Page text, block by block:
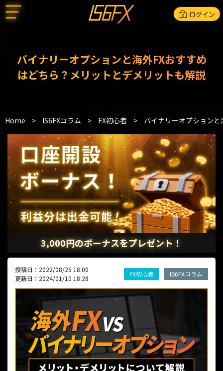
ログイン
バイナリーオプションと海外FXおすすめ
はどちら？メリットとデメリットも解説
Home > IS6FXコラム > FX初心者 > バイナリーオプション
3,000円のボーナスをプレゼント！
投稿日：2022/08/25 18:00
更新日：2024/01/10 18:28
FX初心者 IS6FXコラム